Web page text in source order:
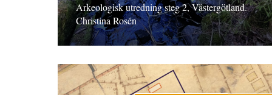
Arkeologisk utredning steg 2, Västergötland.
Christina Rosén